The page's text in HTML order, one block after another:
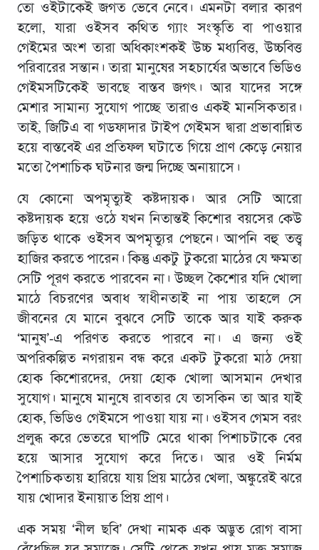
তো ওইটাকেই জগত ভেবে নেবে। এমনটা বলার কারণ
হলো, যারা ওইসব কথিত গ্যাং সংস্কৃতি বা পাওয়ার
গেইমের অংশ তারা অধিকাংশকই উচ্চ মধ্যবিত্ত, উচ্চবিত্ত
পরিবারের সন্তান। তারা মানুষের সহচার্যের অভাবে ভিডিও
গেইমসটিকেই ভাবছে বাস্তব জগৎ। আর যাদের সঙ্গে
মেশার সামান্য সুযোগ পাচ্ছে তারাও একই মানসিকতার।
তাই, জিটিএ বা গডফাদার টাইপ গেইমস দ্বারা প্রভাবান্নিত
হয়ে বাস্তবেই এর প্রতিফল ঘটাতে গিয়ে প্রাণ কেড়ে নেয়ার
মতাে পৈশাচিক ঘটনার জন্ম দিচ্ছে অনায়াসে।
যে কোনো অপমৃত্যুই কষ্টদায়ক। আর সেটি আরো
কষ্টদায়ক হয়ে ওঠে যখন নিতান্তই কিশোর বয়সের কেউ
জড়িত থাকে ওইসব অপমৃত্যুর পেছনে। আপনি বহু তত্ত্ব
হাজির করতে পারেন। কিন্তু একটু টুকরো মাঠের যে ক্ষমতা
সেটি পূরণ করতে পারবেন না। উচ্ছল কৈশোর যদি খোলা
মাঠে বিচরণের অবাধ স্বাধীনতাই না পায় তাহলে সে
জীবনের যে মানে বুঝবে সেটি তাকে আর যাই করুক
‘মানুষ’-এ পরিণত করতে পারবে না। এ জন্য ওই
অপরিকল্পিত নগরায়ন বন্ধ করে একট টুকরো মাঠ দেয়া
হোক কিশোরদের, দেয়া হোক খোলা আসমান দেখার
সুযোগ। মানুষে মানুষে রাবতার যে তাসকিন তা আর যাই
হোক, ভিডিও গেইমসে পাওয়া যায় না। ওইসব গেমস বরং
প্রলুব্ধ করে ভেতরে ঘাপটি মেরে থাকা পিশাচটাকে বের
হয়ে আসার সুযোগ করে দিতে। আর ওই নির্মম
পৈশাচিকতায় হারিয়ে যায় প্রিয় মাঠের খেলা, অঙ্কুরেই ঝরে
যায় খোদার ইনায়াত প্রিয় প্রাণ।
এক সময় ‘নীল ছবি’ দেখা নামক এক অদ্ভুত রোগ বাসা